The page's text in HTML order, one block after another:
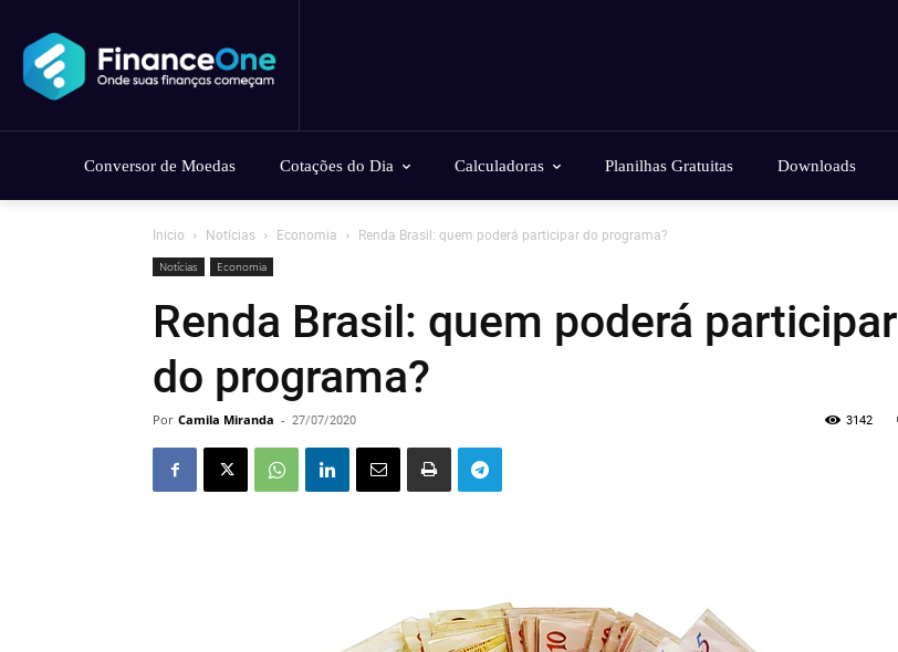
Conversor de Moedas Cotações do Dia Calculadoras Planilhas Gratuitas Downloads
Início Notícias Economia Renda Brasil: quem poderá participar do programa?
Notícias Economia
Renda Brasil: quem poderá participar
do programa?
Por Camila Miranda - 27/07/2020 3142